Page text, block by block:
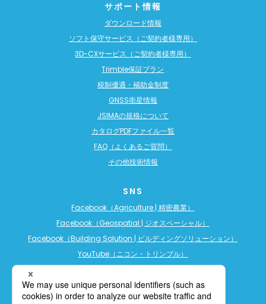
サポート情報
ダウンロード情報
ソフト保守サービス（ご契約者様専用）
3D-CXサービス（ご契約者様専用）
Trimble保証プラン
税制優遇・補助金制度
GNSS衛星情報
JSIMAの規格について
カタログPDFファイル一覧
FAQ（よくあるご質問）
その他技術情報
SNS
Facebook（Agriculture | 精密農業）
Facebook（Geospatial | ジオスペーシャル）
Facebook（Building Solution | ビルディングソリューション）
YouTube（ニコン・トリンブル）
YouTube（ビルディングソリューション）
LINE公式アカウント（精密農業）